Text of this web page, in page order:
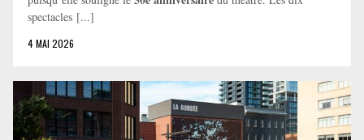
spectacles [...]
4 MAI 2026